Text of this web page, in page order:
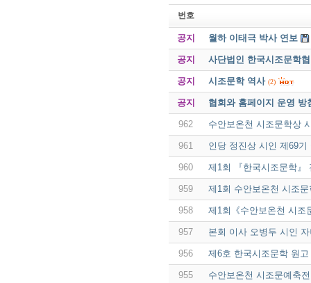
번호
공지 월하 이태극 박사 연보
공지 사단법인 한국시조문학
공지 시조문학 역사 (2)
공지 협회와 홈페이지 운영 방
962 수안보온천 시조문학상
961 인당 정진상 시인 제69
960 제1회 『한국시조문학』
959 제1회 수안보온천 시조
958 제1회《수안보온천 시
957 본회 이사 오병두 시인
956 제6호 한국시조문학 원고
955 수안보온천 시조문예축